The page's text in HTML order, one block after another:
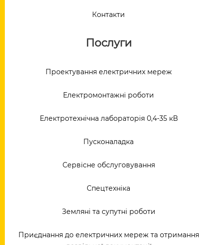
Контакти
Послуги
Проектування електричних мереж
Електромонтажні роботи
Електротехнічна лабораторія 0,4-35 кВ
Пусконаладка
Сервісне обслуговування
Спецтехніка
Земляні та супутні роботи
Приєднання до електричних мереж та отримання